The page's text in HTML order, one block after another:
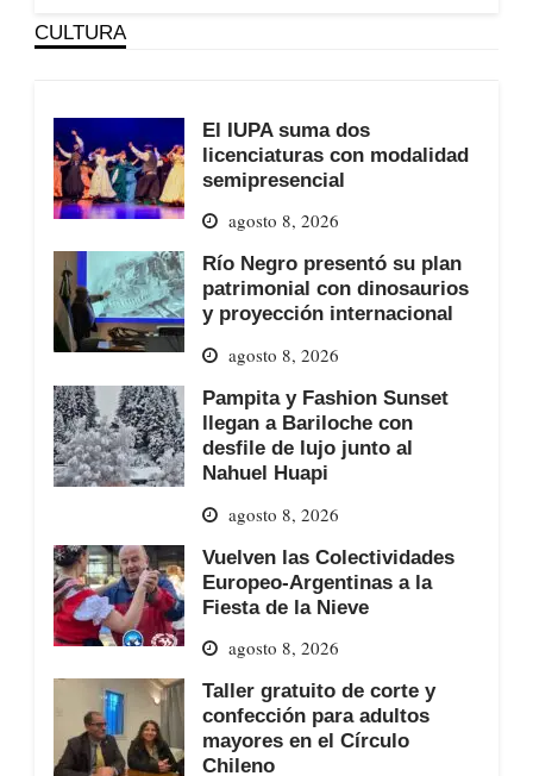
CULTURA
El IUPA suma dos
licenciaturas con modalidad
semipresencial
agosto 8, 2026
Río Negro presentó su plan
patrimonial con dinosaurios
y proyección internacional
agosto 8, 2026
Pampita y Fashion Sunset
llegan a Bariloche con
desfile de lujo junto al
Nahuel Huapi
agosto 8, 2026
Vuelven las Colectividades
Europeo-Argentinas a la
Fiesta de la Nieve
agosto 8, 2026
Taller gratuito de corte y
confección para adultos
mayores en el Círculo
Chileno